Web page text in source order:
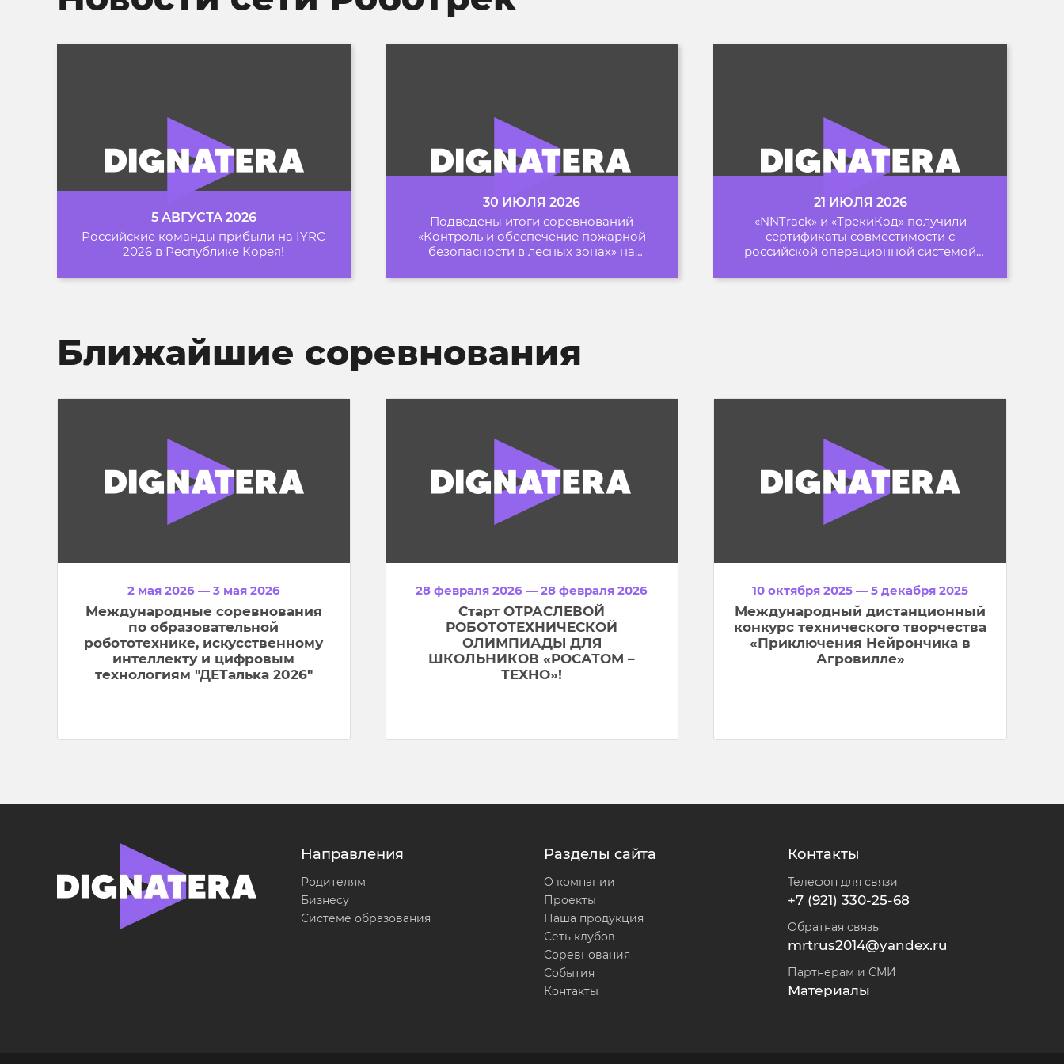
5 АВГУСТА 2026
Российские команды прибыли на IYRC
2026 в Республике Корея!
30 ИЮЛЯ 2026
Подведены итоги соревнований
«Контроль и обеспечение пожарной
безопасности в лесных зонах» на
21 ИЮЛЯ 2026
«NNTrack» и «ТрекиКод» получили
сертификаты совместимости с
российской операционной системой
Ближайшие соревнования
2 мая 2026 — 3 мая 2026
Международные соревнования
по образовательной
робототехнике, искусственному
интеллекту и цифровым
технологиям "ДЕТалька 2026"
28 февраля 2026 — 28 февраля 2026
Старт ОТРАСЛЕВОЙ
РОБОТОТЕХНИЧЕСКОЙ
ОЛИМПИАДЫ ДЛЯ
ШКОЛЬНИКОВ «РОСАТОМ –
ТЕХНО»!
10 октября 2025 — 5 декабря 2025
Международный дистанционный
конкурс технического творчества
«Приключения Нейрончика в
Агровилле»
Направления
Родителям
Бизнесу
Системе образования
Разделы сайта
О компании
Проекты
Наша продукция
Сеть клубов
Соревнования
События
Контакты
Контакты
Телефон для связи
+7 (921) 330-25-68
Обратная связь
mrtrus2014@yandex.ru
Партнерам и СМИ
Материалы